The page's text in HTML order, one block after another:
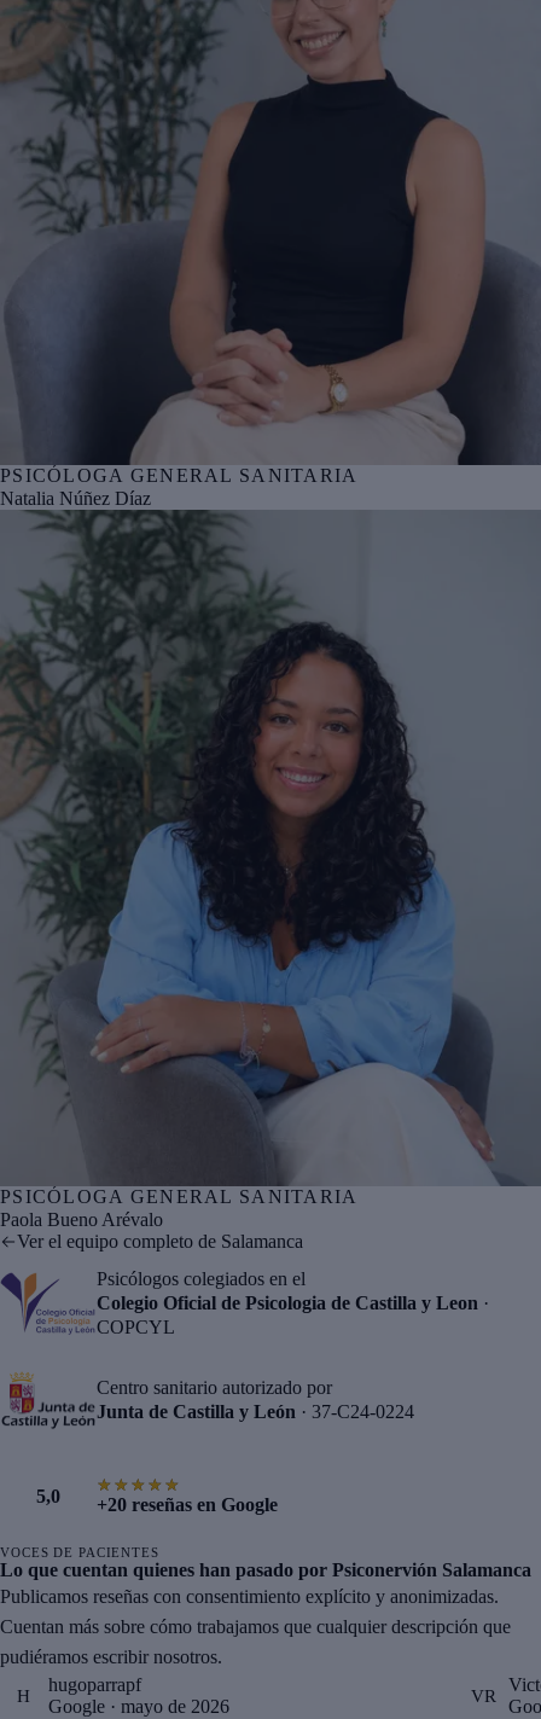
Nº col. COPCYL CL06516
PSICÓLOGA GENERAL SANITARIA
Natalia Núñez Díaz
Nº col. COPCYL CL06481
PSICÓLOGA GENERAL SANITARIA
Paola Bueno Arévalo
Ver el equipo completo de Salamanca
Psicólogos colegiados en el
Colegio Oficial de Psicologia de Castilla y Leon ·
COPCYL
Centro sanitario autorizado por
Junta de Castilla y León · 37-C24-0224
5,0
★★★★★
★★★★★
+20 reseñas en Google
VOCES DE PACIENTES
Lo que cuentan quienes han pasado por Psiconervión Salamanca
Publicamos reseñas con consentimiento explícito y anonimizadas.
Cuentan más sobre cómo trabajamos que cualquier descripción que
pudiéramos escribir nosotros.
H
hugoparrapf
Google · mayo de 2026
VR